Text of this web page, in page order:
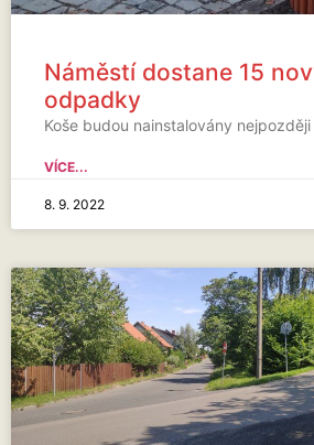
Náměstí dostane 15
odpadky
Koše budou nainstalovány
VÍCE...
8. 9. 2022